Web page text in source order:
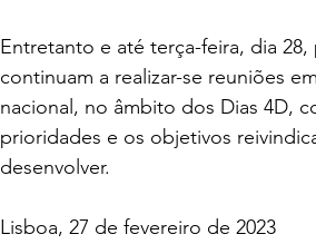
Entretanto e até terça-feira, dia
continuam a realizar-se reuniões
nacional, no âmbito dos Dias 4D,
prioridades e os objetivos
desenvolver.
Lisboa, 27 de fevereiro de 2023